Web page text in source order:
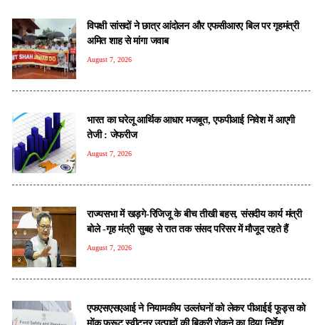
विपक्षी सांसदों ने छात्र आंदोलन और एफसीआरए बिल पर गृहमंत्री
अमित शाह से मांगा जवाब
August 7, 2026
भारत का घरेलू आर्थिक आधार मजबूत, एफपीआई निवेश में आएगी
तेजी : जेफरीज
August 7, 2026
राज्यसभा में खड़गे-रिजिजू के बीच तीखी बहस, संसदीय कार्य मंत्री
बोले -गृह मंत्री सुबह से रात तक संसद परिसर में मौजूद रहते हैं
August 7, 2026
एफएसएसएआई ने नियामकीय उल्लंघनों को लेकर पीआईई फूड्स को